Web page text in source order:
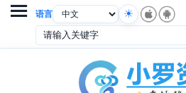
语言
